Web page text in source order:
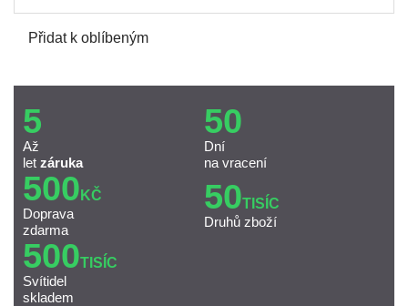
Přidat k oblíbeným
5
Až
let záruka
50
Dní
na vracení
500 KČ
Doprava
zdarma
50TISÍC
Druhů zboží
500TISÍC
Svítidel
skladem